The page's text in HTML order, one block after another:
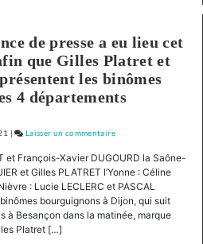
pour
la
Nièvre
de presse a eu lieu cet
que Gilles Platret et
les binômes
4 départements
| Laisser un commentaireon
Bourgogne
et
la
et François-Xavier DUGOURD la Saône-
et Gilles PLATRET l’Yonne : Céline
: Lucie LECLERC et PASCAL
bourguignons à Dijon, qui suit
à Besançon dans la matinée, marque
Platret […]